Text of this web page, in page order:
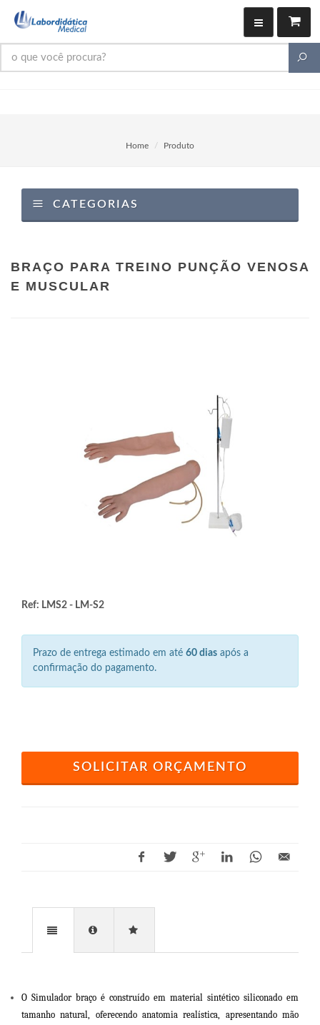
Home Produto
CATEGORIAS
BRAÇO PARA TREINO PUNÇÃO VENOSA
E MUSCULAR
Ref: LMS2 - LM-S2
Prazo de entrega estimado em até 60 dias após a
confirmação do pagamento.
SOLICITAR ORÇAMENTO
O Simulador braço é construído em material sintético siliconado em
tamanho natural, oferecendo anatomia realística, apresentando mão